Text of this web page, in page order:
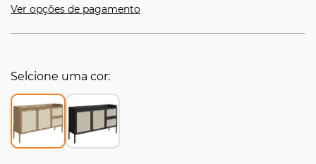
Ver opções de pagamento
Selcione uma cor